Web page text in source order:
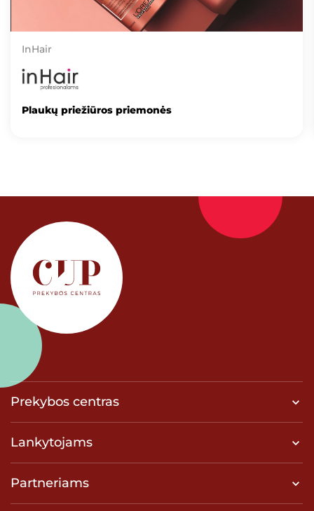
InHair
Plaukų priežiūros priemonės
Prekybos centras
Lankytojams
Partneriams